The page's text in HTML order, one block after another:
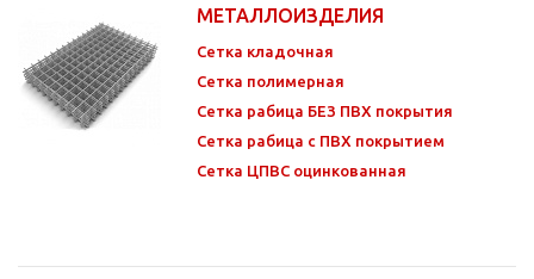
МЕТАЛЛОИЗДЕЛИЯ
Сетка кладочная
Сетка полимерная
Сетка рабица БЕЗ ПВХ покрытия
Сетка рабица с ПВХ покрытием
Сетка ЦПВС оцинкованная